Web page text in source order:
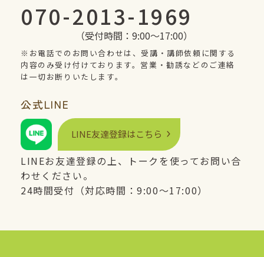
070-2013-1969
（受付時間：9:00〜17:00）
※お電話でのお問い合わせは、受講・講師依頼に関する
内容のみ受け付けております。営業・勧誘などのご連絡
は一切お断りいたします。
公式LINE
LINE友達登録はこちら
LINEお友達登録の上、トークを使ってお問い合
わせください。
24時間受付（対応時間：9:00〜17:00）